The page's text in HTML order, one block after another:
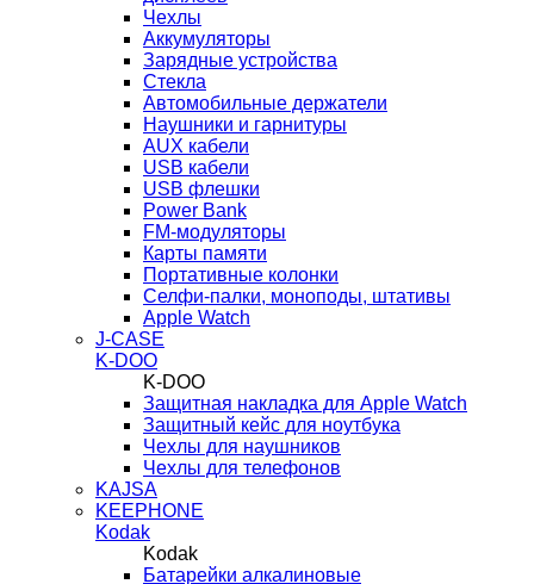
Чехлы
Аккумуляторы
Зарядные устройства
Стекла
Автомобильные держатели
Наушники и гарнитуры
AUX кабели
USB кабели
USB флешки
Power Bank
FM-модуляторы
Карты памяти
Портативные колонки
Селфи-палки, моноподы, штативы
Apple Watch
J-CASE
K-DOO
K-DOO
Защитная накладка для Apple Watch
Защитный кейс для ноутбука
Чехлы для наушников
Чехлы для телефонов
KAJSA
KEEPHONE
Kodak
Kodak
Батарейки алкалиновые